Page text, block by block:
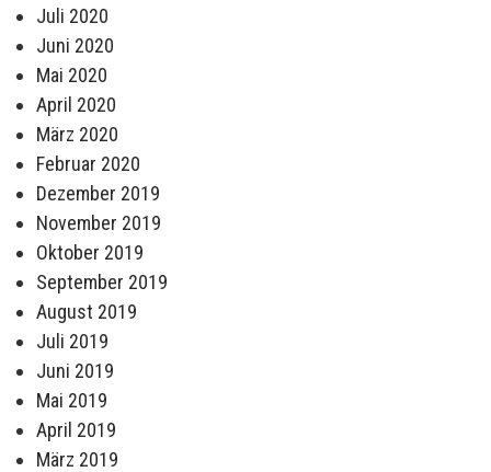
Juli 2020
Juni 2020
Mai 2020
April 2020
März 2020
Februar 2020
Dezember 2019
November 2019
Oktober 2019
September 2019
August 2019
Juli 2019
Juni 2019
Mai 2019
April 2019
März 2019